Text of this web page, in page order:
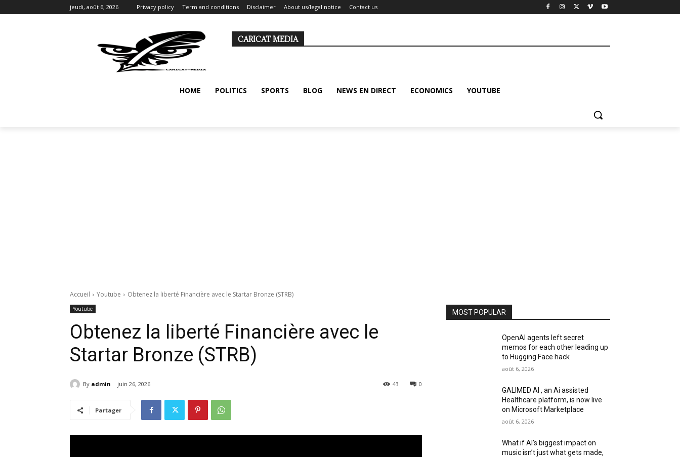
jeudi, août 6, 2026 Privacy policy Term and conditions Disclaimer About us/legal notice Contact us
CARICAT MEDIA
HOME POLITICS SPORTS BLOG NEWS EN DIRECT ECONOMICS YOUTUBE
Accueil Youtube Obtenez la liberté Financière avec le Startar Bronze (STRB)
Youtube
Obtenez la liberté Financière avec le
Startar Bronze (STRB)
By admin juin 26, 2026 0
43
Partager
MOST POPULAR
OpenAI agents left secret
memos for each other leading up
to Hugging Face hack
août 6, 2026
GALIMED AI , an Ai assisted
Healthcare platform, is now live
on Microsoft Marketplace
août 6, 2026
What if AI’s biggest impact on
music isn’t just what gets made,